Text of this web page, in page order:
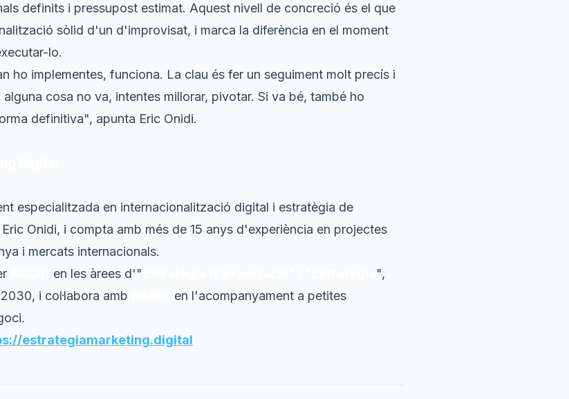
definits i pressupost estimat. Aquest nivell de concreció és el que
sòlid d'un d'improvisat, i marca la diferència en el moment
lo.
ho implementes, funciona. La clau és fer un seguiment molt precís i
cosa no va, intentes millorar, pivotar. Si va bé, també ho
definitiva", apunta Eric Onidi.
especialitzada en internacionalització digital i estratègia de
Onidi, i compta amb més de 15 anys d'experiència en projectes
i mercats internacionals.
en les àrees d'"
",
i col·labora amb
en l'acompanyament a petites
estrategiamarketing.digital